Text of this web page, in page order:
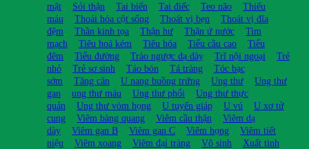
mật
Sỏi thận Tai biến Tai điếc Teo não
Thiếu
máu
Thoái hóa cột sống Thoát vị bẹn
Thoát vị đĩa
đệm
Thần kinh tọa Thận hư Thận ứ nước
Tim
mạch
Tiêu hoá kém Tiêu hóa Tiểu cầu cao
Tiểu
đêm
Tiểu đường Trào ngược dạ dày Trĩ nội ngoại
Trẻ
nhỏ
Trẻ sơ sinh Táo bón Tá tràng
Tóc bạc
sớm
Tăng cân U nang buồng trứng Ung thư
Ung thư
gan
ung thư máu Ung thư phổi
Ung thư thực
quản
Ung thư vòm họng U tuyến giáp U vú
U xơ tử
cung
Viêm bàng quang Viêm cầu thận
Viêm dạ
dày
Viêm gan B Viêm gan C Viêm họng
Viêm tiết
niệu
Viêm xoang Viêm đại tràng Vô sinh
Xuất tinh